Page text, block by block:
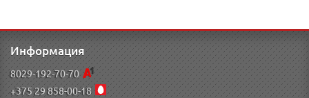
Информация
8029-192-70-70
+375 29 858-00-18